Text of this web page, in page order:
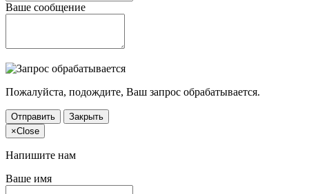
Ваше сообщение
Пожалуйста, подождите, Ваш запрос обрабатывается.
Отправить
Закрыть
×Close
Напишите нам
Ваше имя